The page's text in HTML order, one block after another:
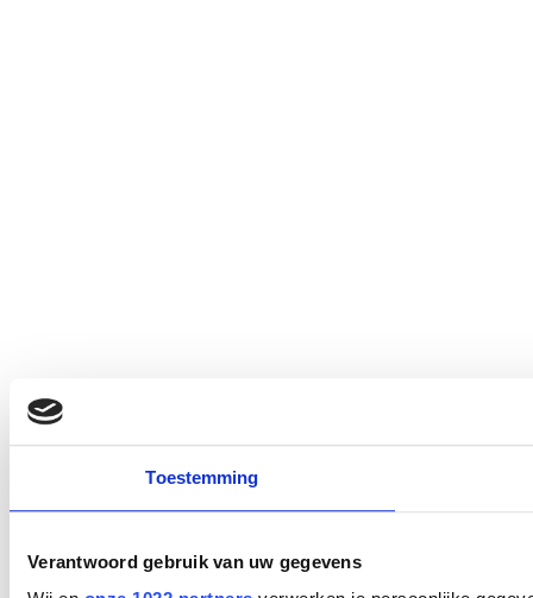
Toestemming
Verantwoord gebruik van uw gegevens